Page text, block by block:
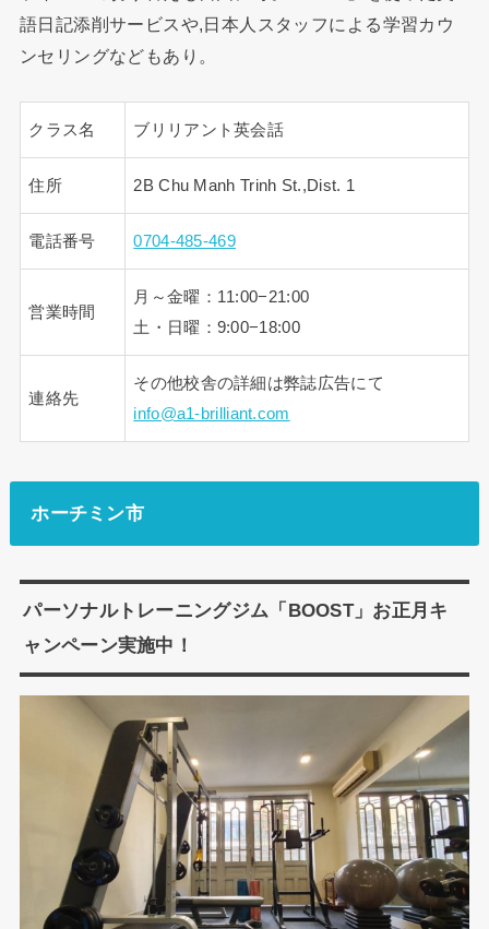
語日記添削サービスや,日本人スタッフによる学習カウ
ンセリングなどもあり。
クラス名 ブリリアント英会話
住所 2B Chu Manh Trinh St.,Dist. 1
電話番号 0704-485-469
営業時間
月～金曜：11:00−21:00
土・日曜：9:00−18:00
連絡先
その他校舎の詳細は弊誌広告にて
info@a1-brilliant.com
ホーチミン市
パーソナルトレーニングジム「BOOST」お正月キ
ャンペーン実施中！